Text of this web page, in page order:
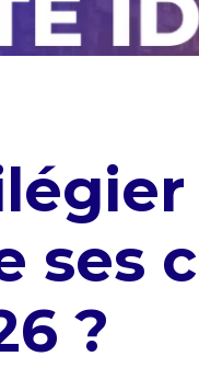
ses
?